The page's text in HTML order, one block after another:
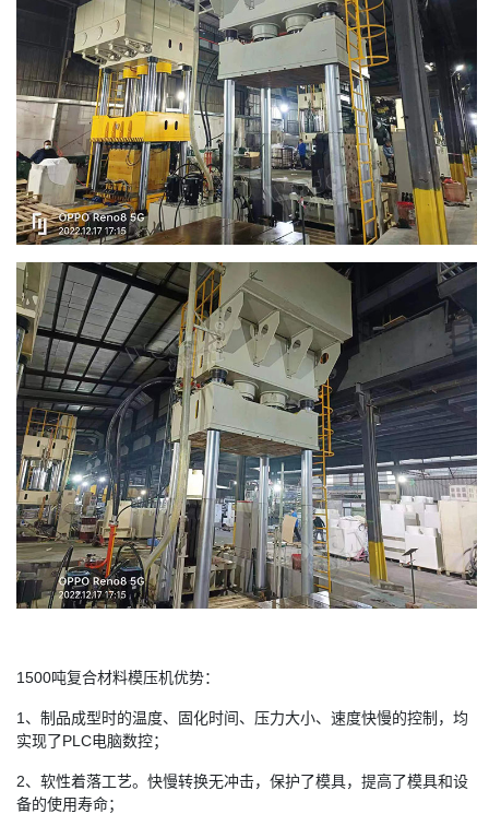
1500吨复合材料模压机优势：
1、制品成型时的温度、固化时间、压力大小、速度快慢的控制，均
实现了PLC电脑数控；
2、软性着落工艺。快慢转换无冲击，保护了模具，提高了模具和设
备的使用寿命；